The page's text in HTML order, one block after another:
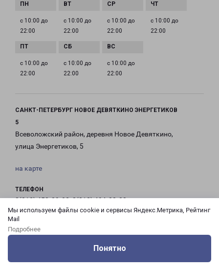
Мы используем файлы cookie и сервисы Яндекс.Метрика, Рейтинг
Mail
Подробнее
Понятно
с 10:00 до
22:00
с 10:00 до
22:00
с 10:00 до
22:00
с 10:00 до
22:00
с 10:00 до
22:00
с 10:00 до
22:00
с 10:00 до
22:00
САНКТ-ПЕТЕРБУРГ НОВОЕ ДЕВЯТКИНО ЭНЕРГЕТИКОВ
5
Всеволожский район, деревня Новое Девяткино,
улица Энергетиков, 5
на карте
ТЕЛЕФОН
8(812) 458-09-02, 8(812) 494-88-88
EMAIL
pecom@pecom.ru